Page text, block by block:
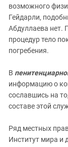
возможного
Гейдарли,
Абдуллаева нет.
процедур тело
погребения.
В
информацию о
сославшись на
составе этой
Ряд местных
Институт мира и